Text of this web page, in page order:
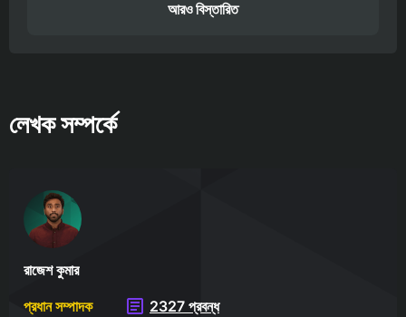
আরও বিস্তারিত
লেখক সম্পর্কে
রাজেশ কুমার
প্রধান সম্পাদক
2327 প্রবন্ধ